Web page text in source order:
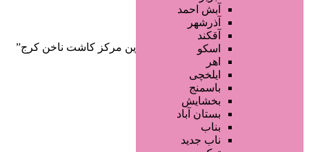
آبش احمد
آذرشهر
آقکند
اسکو
اهر
ایلخچی
باسمنج
بخشایش
بستان آباد
بناب
ناب جدید
/ محصولات برچسب خورده “بهترین مرکز کاشت ناخن کرج”